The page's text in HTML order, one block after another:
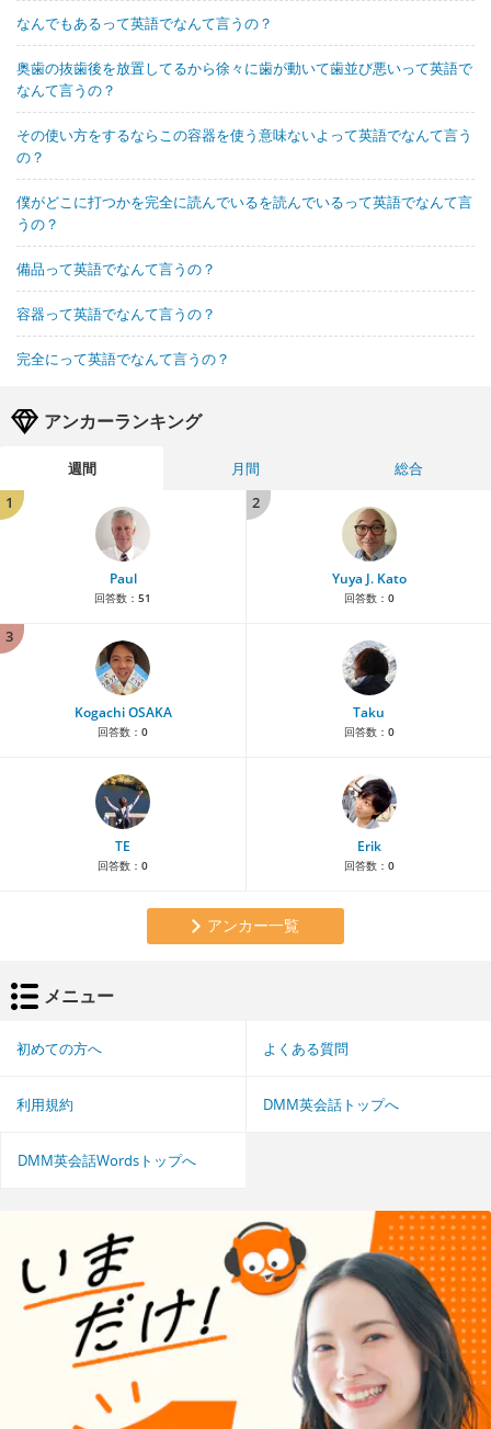
なんでもあるって英語でなんて言うの？
奥歯の抜歯後を放置してるから徐々に歯が動いて歯並び悪いって英語で
なんて言うの？
その使い方をするならこの容器を使う意味ないよって英語でなんて言う
の？
僕がどこに打つかを完全に読んでいるを読んでいるって英語でなんて言
うの？
備品って英語でなんて言うの？
容器って英語でなんて言うの？
完全にって英語でなんて言うの？
アンカーランキング
週間 月間
総合
1
Paul
回答数： 51
2
Yuya J. Kato
回答数： 0
3
Kogachi OSAKA
回答数： 0
Taku
回答数： 0
TE
回答数： 0
Erik
回答数： 0
アンカー一覧
メニュー
初めての方へ よくある質問
利用規約 DMM英会話トップへ
DMM英会話Wordsトップへ